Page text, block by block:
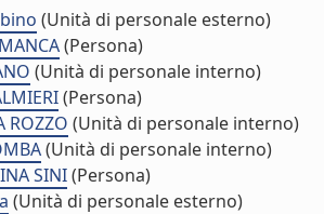
(Unità di personale esterno)
(Persona)
(Unità di personale interno)
(Persona)
ROZZO (Unità di personale interno)
(Unità di personale interno)
SINI(Persona)
(Unità di personale esterno)